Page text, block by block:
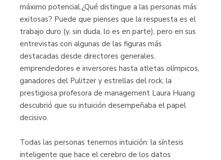
máximo potencial.¿Qué distingue a las personas más
exitosas? Puede que pienses que la respuesta es el
trabajo duro (y, sin duda, lo es en parte), pero en sus
entrevistas con algunas de las figuras más
destacadas desde directores generales,
emprendedores e inversores hasta atletas olímpicos,
ganadores del Pulitzer y estrellas del rock, la
prestigiosa profesora de management Laura Huang
descubrió que su intuición desempeñaba el papel
decisivo.
Todas las personas tenemos intuición: la síntesis
inteligente que hace el cerebro de los datos